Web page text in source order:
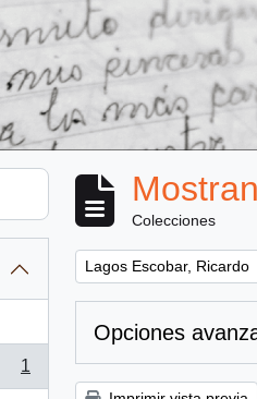
1
Colecciones
Remove filter:
Lagos Escobar, Ricardo
Opciones